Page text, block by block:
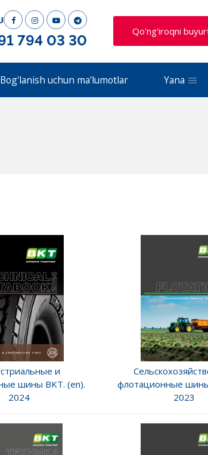
794 03 30
Qo'ng'iroqni
Bog'lanish uchun ma'lumotlar Yana
и
шины BKT. (en).
2024
флотационные
2023